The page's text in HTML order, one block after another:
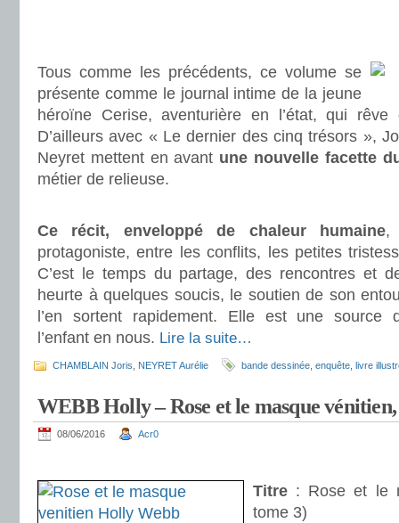
Tous comme les précédents, ce volume se
présente comme le journal intime de la jeune
héroïne Cerise, aventurière en l’état, qui rêve
D’ailleurs avec « Le dernier des cinq trésors »,
Neyret mettent en avant une nouvelle facette
métier de relieuse.
Ce récit, enveloppé de chaleur humaine,
protagoniste, entre les conflits, les petites
C’est le temps du partage, des rencontres et
heurte à quelques soucis, le soutien de son
l’en sortent rapidement. Elle est une source
l’enfant en nous. Lire la suite…
CHAMBLAIN Joris NEYRET Aurélie bande dessinée enquête livre
WEBB Holly – Rose et le masque
08/06/2016 Acr0
Titre : Rose et le
tome 3)